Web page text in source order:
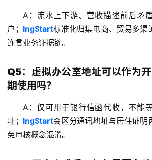
A：流水上下游、营收描述前后矛
户； lngStart标准化归集电商、贸易多渠
连贯业务证据链。
Q5：虚拟办公室地址可以作为
期使用吗？
A：仅可用于银行信函代收，不能
址； lngStart会区分通讯地址与居住证明
免审核概念混淆。